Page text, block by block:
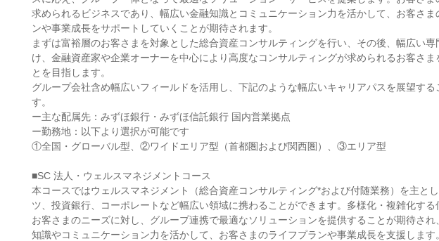
求められるビジネスであり、幅広い金融知識とコミュニケーション力を活かして、お客さま
ンや事業成長をサポートしていくことが期待されます。
まずは富裕層のお客さまを対象とした総合資産コンサルティングを行い、その後、幅広い専
け、金融資産家や企業オーナーを中心により高度なコンサルティングが求められるお客さま
とを目指します。
グループ会社含め幅広いフィールドを活用し、下記のような幅広いキャリアパスを展望する
す。
ー主な配属先：みずほ銀行・みずほ信託銀行 国内営業拠点
ー勤務地：以下より選択が可能です
①全国・グローバル型、②ワイドエリア型（首都圏および関西圏）、③エリア型
■SC 法人・ウェルスマネジメントコース
本コースではウェルスマネジメント（総合資産コンサルティング*および付随業務）を主と
ツ、投資銀行、コーポレートなど幅広い領域に携わることができます。多様化・複雑化する
お客さまのニーズに対し、グループ連携で最適なソリューションを提供することが期待され
知識やコミュニケーション力を活かして、お客さまのライフプランや事業成長を支援します。